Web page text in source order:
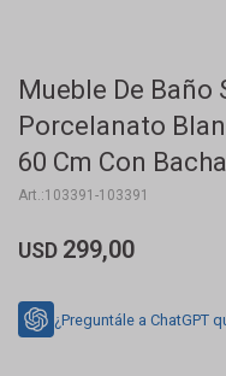
Mueble De Baño
Porcelanato
60 Cm Con
103391-103391
USD 299,00
¿Preguntále a ChatGPT